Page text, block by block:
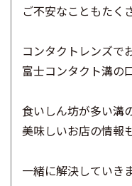
ご不安なこともたく
コンタクトレンズで
富士コンタクト溝の
食いしん坊が多い溝
美味しいお店の情報
一緒に解決していき